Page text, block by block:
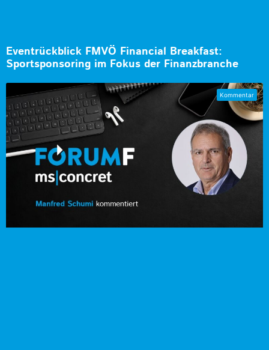
Eventrückblick FMVÖ Financial Breakfast:
Sportsponsoring im Fokus der Finanzbranche